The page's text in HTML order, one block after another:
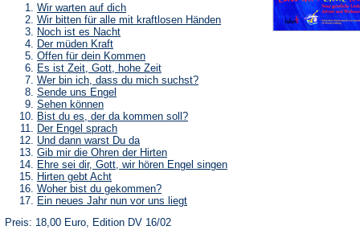
Wir warten auf dich(Öffnet
in
Tab)
Wir bitten für alle mit kraftlosen Händen(Öffnet
Noch ist es Nacht(Öffnet
einem
neuen
Tab)
Der müden Kraft(Öffnet
in
einem
neuen
Tab)
Offen für dein Kommen(Öffnet
in
einem
neuen
Es ist Zeit, Gott, hohe Zeit(Öffnet
in
Tab)
Wer bin ich, dass du mich suchst?(Öffnet
Sende uns Engel
einem
neuen
Tab)
Sehen können(Öffnet
in
einem
neuen
Tab)
Bist du es, der da kommen soll?(Öffnet
Tab)
Der Engel sprach(Öffnet
in
einem
neuen
Tab)
Und dann warst Du da(Öffnet
in
einem
neuen
Tab)
Gib mir die Ohren der Hirten(Öffnet
in
einem
Tab)
Ehre sei dir, Gott, wir hören Engel singen(Öffnet
Hirten gebt Acht(Öffnet
in
einem
neuen
Tab)
Woher bist du gekommen?(Öffnet
in
einem
neuen
Ein neues Jahr nun vor uns liegt(Öffnet
Preis: 18,00 Euro, Edition DV 16/02